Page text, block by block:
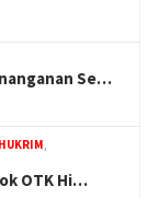
Se…
HUKRIM,
OTK Hi…